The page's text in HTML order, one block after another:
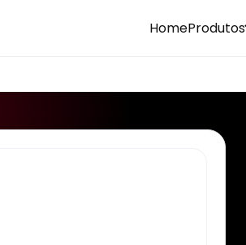
HomeProdutos